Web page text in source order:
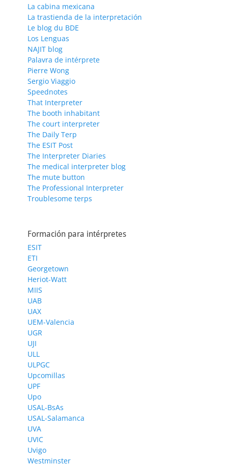
La cabina mexicana
La trastienda de la interpretación
Le blog du BDE
Los Lenguas
NAJIT blog
Palavra de intérprete
Pierre Wong
Sergio Viaggio
Speednotes
That Interpreter
The booth inhabitant
The court interpreter
The Daily Terp
The ESIT Post
The Interpreter Diaries
The medical interpreter blog
The mute button
The Professional Interpreter
Troublesome terps
Formación para intérpretes
ESIT
ETI
Georgetown
Heriot-Watt
MIIS
UAB
UAX
UEM-Valencia
UGR
UJI
ULL
ULPGC
Upcomillas
UPF
Upo
USAL-BsAs
USAL-Salamanca
UVA
UVIC
Uvigo
Westminster